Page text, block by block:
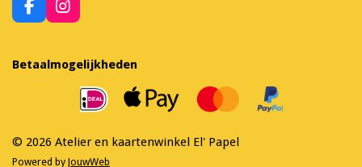
F
a
e
b
I
n
a
m
Betaalmogelijkheden
© 2026 Atelier en kaartenwinkel El' Papel
Powered by JouwWeb